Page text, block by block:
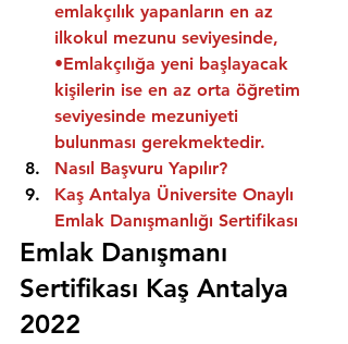
emlakçılık yapanların en az
ilkokul mezunu seviyesinde,
•Emlakçılığa yeni başlayacak
kişilerin ise en az orta öğretim
seviyesinde mezuniyeti
bulunması gerekmektedir.
Nasıl Başvuru Yapılır?
Kaş Antalya Üniversite Onaylı
Emlak Danışmanlığı Sertifikası
Emlak Danışmanı
Sertifikası Kaş Antalya
2022